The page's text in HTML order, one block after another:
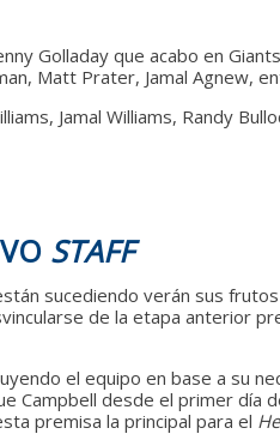
Golladay que acabo en
Matt Prater, Jamal Agnew,
Jamal Williams, Randy
STAFF
sucediendo verán sus
de la etapa anterior
el equipo en base a su
Campbell desde el primer día
premisa la principal para el